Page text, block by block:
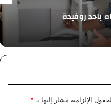
باحد روفيدة
الإلزامية مشار إليها بـ *